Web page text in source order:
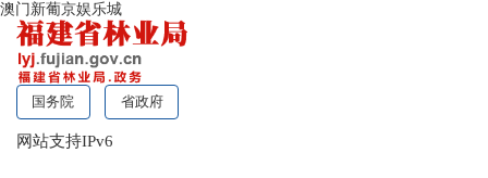
澳门新葡京娱乐城
国务院 省政府
网站支持IPv6